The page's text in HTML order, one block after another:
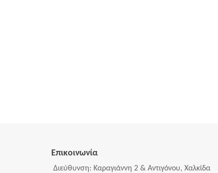
Επικοινωνία
Διεύθυνση: Καραγιάννη 2 & Αντιγόνου, Χαλκίδα